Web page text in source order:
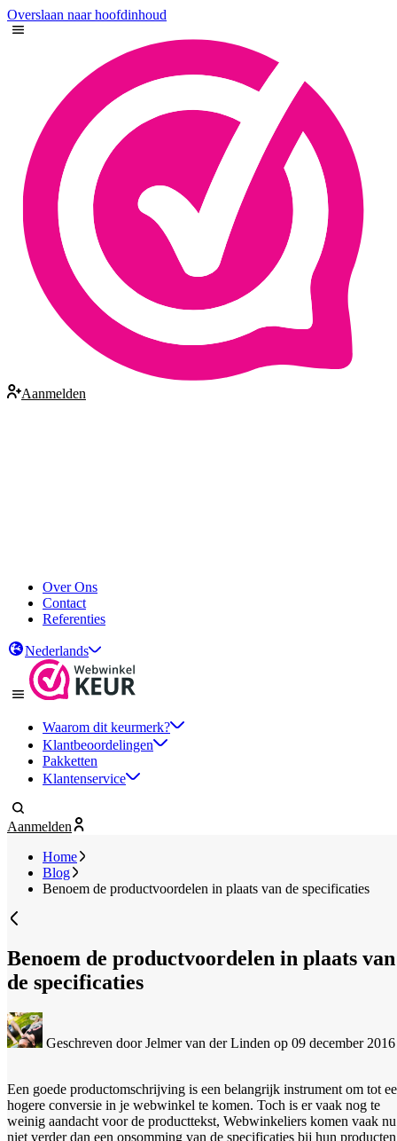
Overslaan naar hoofdinhoud
Aanmelden
Over Ons
Contact
Referenties
Nederlands
Waarom dit keurmerk?
Klantbeoordelingen
Pakketten
Klantenservice
Aanmelden
Home
Blog
Benoem de productvoordelen in plaats van de specificaties
Benoem de productvoordelen in plaats van
de specificaties
Geschreven door Jelmer van der Linden op 09 december 2016
Een goede productomschrijving is een belangrijk instrument om tot
hogere conversie in je webwinkel te komen. Toch is er vaak nog te
weinig aandacht voor de producttekst, Webwinkeliers komen vaak nu
niet verder dan een opsomming van de specificaties bij hun